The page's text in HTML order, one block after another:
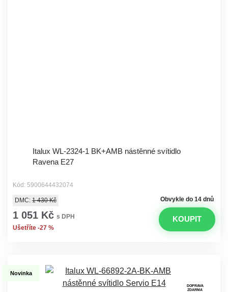
Italux WL-2324-1 BK+AMB nástěnné svítidlo
Ravena E27
Kód: 5900644432074
Obvykle do 14 dnů
DMC: 1 430 Kč
1 051 Kč s DPH
Ušetříte -27 %
KOUPIT
Novinka
DOPRAVA
ZDARMA